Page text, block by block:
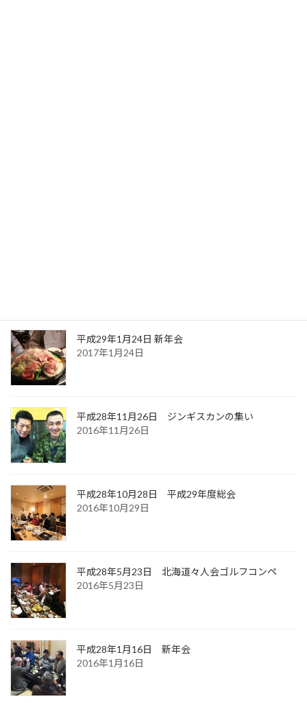
平成29年1月24日 新年会
2017年1月24日
平成28年11月26日 ジンギスカンの集い
2016年11月26日
平成28年10月28日 平成29年度総会
2016年10月29日
平成28年5月23日 北海道々人会ゴルフコンペ
2016年5月23日
平成28年1月16日 新年会
2016年1月16日